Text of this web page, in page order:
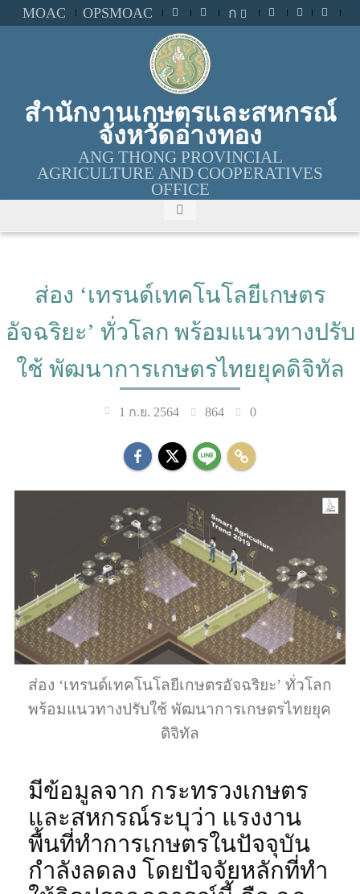
MOAC OPSMOAC ก
สำนักงานเกษตรและสหกรณ์
จังหวัดอ่างทอง
ANG THONG PROVINCIAL
AGRICULTURE AND COOPERATIVES
OFFICE
ส่อง ‘เทรนด์เทคโนโลยีเกษตร
อัจฉริยะ’ ทั่วโลก พร้อมแนวทางปรับ
ใช้ พัฒนาการเกษตรไทยยุคดิจิทัล
1 ก.ย. 2564 864 0
ส่อง ‘เทรนด์เทคโนโลยีเกษตรอัจฉริยะ’ ทั่วโลก
พร้อมแนวทางปรับใช้ พัฒนาการเกษตรไทยยุค
ดิจิทัล
มีข้อมูลจาก กระทรวงเกษตร
และสหกรณ์ระบุว่า แรงงาน
พื้นที่ทำการเกษตรในปัจจุบัน
กำลังลดลง โดยปัจจัยหลักที่ทำ